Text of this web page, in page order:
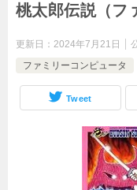
桃太郎伝説（フ
更新日： 2024年7月21日
ファミリーコンピュータ
Tweet